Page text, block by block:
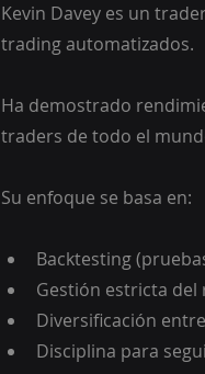
Kevin Davey es un
trading automatizados.
Ha demostrado
traders de todo el
Su enfoque se basa en:
Backtesting
Gestión estricta del
Diversificación
Disciplina para